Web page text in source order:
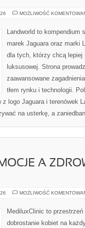
MOŻLIWOŚĆ
Landworld to kompendium
marek Jaguara oraz marki
dla tych, którzy chcą
luksusowej. Strona
zaawansowane
tłem rynku i technologii.
z logo Jaguara i terenówek
na usterkę, a
A
MOŻLIWOŚĆ
MediluxClinic to
dobrostanie kobiet na